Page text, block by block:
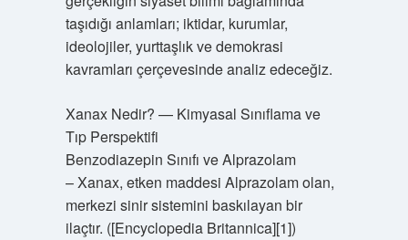
taşıdığı anlamları; iktidar, kurumlar,
ideolojiler, yurttaşlık ve demokrasi
kavramları çerçevesinde analiz edeceğiz.
Xanax Nedir? — Kimyasal Sınıflama ve
Tıp Perspektifi
Benzodiazepin Sınıfı ve Alprazolam
– Xanax, etken maddesi Alprazolam olan,
merkezi sinir sistemini baskılayan bir
ilaçtır. ([Encyclopedia Britannica][1])